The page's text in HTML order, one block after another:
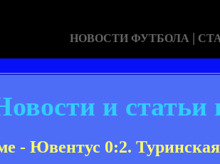
НОВОСТИ ФУТБОЛА |
и
- Ювентус 0:2.